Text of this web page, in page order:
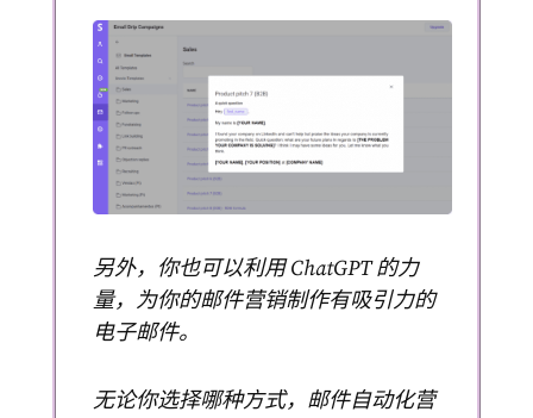
另外，你也可以利用 ChatGPT 的力
量，为你的邮件营销制作有吸引力的
电子邮件。
无论你选择哪种方式，邮件自动化营